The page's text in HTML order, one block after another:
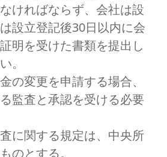
ければならず、会社は設
設立登記後30日以内に会
明を受けた書類を提出し
。
の変更を申請する場合、
監査と承認を受ける必要
に関する規定は、中央所
のとする。